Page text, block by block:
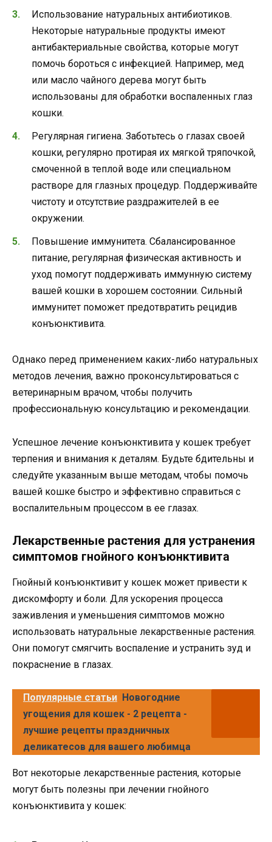
Использование натуральных антибиотиков.
Некоторые натуральные продукты имеют
антибактериальные свойства, которые могут
помочь бороться с инфекцией. Например, мед
или масло чайного дерева могут быть
использованы для обработки воспаленных глаз
кошки.
Регулярная гигиена. Заботьтесь о глазах своей
кошки, регулярно протирая их мягкой тряпочкой,
смоченной в теплой воде или специальном
растворе для глазных процедур. Поддерживайте
чистоту и отсутствие раздражителей в ее
окружении.
Повышение иммунитета. Сбалансированное
питание, регулярная физическая активность и
уход помогут поддерживать иммунную систему
вашей кошки в хорошем состоянии. Сильный
иммунитет поможет предотвратить рецидив
конъюнктивита.
Однако перед применением каких-либо натуральных
методов лечения, важно проконсультироваться с
ветеринарным врачом, чтобы получить
профессиональную консультацию и рекомендации.
Успешное лечение конъюнктивита у кошек требует
терпения и внимания к деталям. Будьте бдительны и
следуйте указанным выше методам, чтобы помочь
вашей кошке быстро и эффективно справиться с
воспалительным процессом в ее глазах.
Лекарственные растения для устранения
симптомов гнойного конъюнктивита
Гнойный конъюнктивит у кошек может привести к
дискомфорту и боли. Для ускорения процесса
заживления и уменьшения симптомов можно
использовать натуральные лекарственные растения.
Они помогут смягчить воспаление и устранить зуд и
покраснение в глазах.
Популярные статьи Новогодние
угощения для кошек - 2 рецепта -
лучшие рецепты праздничных
деликатесов для вашего любимца
Вот некоторые лекарственные растения, которые
могут быть полезны при лечении гнойного
конъюнктивита у кошек: